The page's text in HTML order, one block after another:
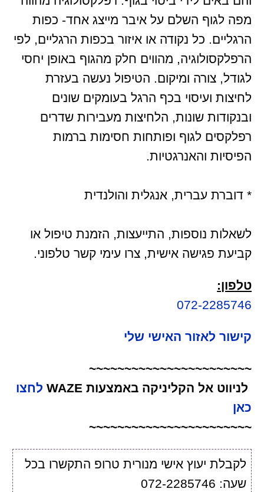
מפה לגוף השלם על איבר מייצג אחד- כפות
הרגליים. כל נקודה או איזור בכפות הרגליים, לפי
הרפלקסולוגיה, מהווים חלק מהגוף באופן יחסי
לגודל, צורה ומיקום. הטיפול נעשה בעזרת
לחיצות ועיסוי בכף הרגל בעומקים שונים
ובנקודות שונות, הלחיצות מעבירות שדרים
רפלקסים לגוף ופותחות חסימות ברמות
הפיסיות והאנרגטיות.
* דוברת עברית, אנגלית והולנדית
לשאלות נוספות, התייעצות, הזמנת טיפול או
קביעת פגישה אישית, צרו עימי קשר טלפוני.
טלפון:
072-2285746
קישור לאזור האישי שלי
~~~~~~~~~~~~~~~~~~~~~~~
לניווט אל הקליניקה באמצעות WAZE
לחצו
כאן
~~~~~~~~~~~~~~~~~~~~~~~
לקבלת יעוץ אישי מנורית טרופ התקשרו בכל
שעה: 072-2285746